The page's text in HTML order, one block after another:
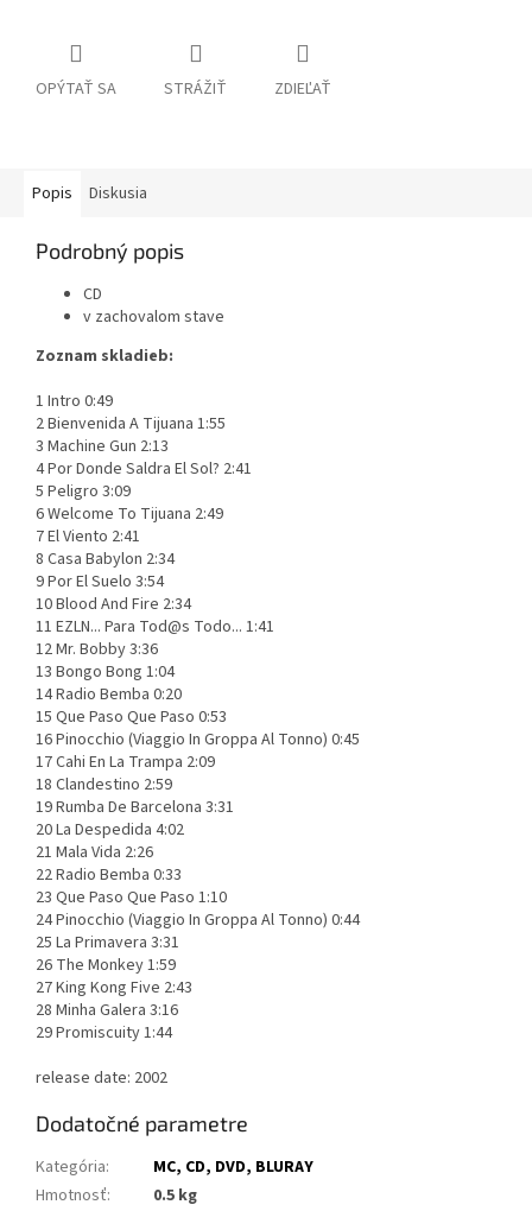
OPÝTAŤ SA STRÁŽIŤ ZDIEĽAŤ
Popis Diskusia
Podrobný popis
CD
v zachovalom stave
Zoznam skladieb:
1 Intro 0:49
2 Bienvenida A Tijuana 1:55
3 Machine Gun 2:13
4 Por Donde Saldra El Sol? 2:41
5 Peligro 3:09
6 Welcome To Tijuana 2:49
7 El Viento 2:41
8 Casa Babylon 2:34
9 Por El Suelo 3:54
10 Blood And Fire 2:34
11 EZLN... Para Tod@s Todo... 1:41
12 Mr. Bobby 3:36
13 Bongo Bong 1:04
14 Radio Bemba 0:20
15 Que Paso Que Paso 0:53
16 Pinocchio (Viaggio In Groppa Al Tonno) 0:45
17 Cahi En La Trampa 2:09
18 Clandestino 2:59
19 Rumba De Barcelona 3:31
20 La Despedida 4:02
21 Mala Vida 2:26
22 Radio Bemba 0:33
23 Que Paso Que Paso 1:10
24 Pinocchio (Viaggio In Groppa Al Tonno) 0:44
25 La Primavera 3:31
26 The Monkey 1:59
27 King Kong Five 2:43
28 Minha Galera 3:16
29 Promiscuity 1:44
release date: 2002
Dodatočné parametre
Kategória:
MC, CD, DVD, BLURAY
Hmotnosť:
0.5 kg